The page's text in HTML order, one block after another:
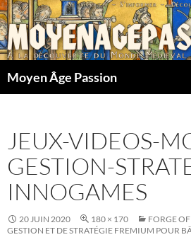
Aller
au
contenu
Moyen Âge Passion
JEUX-VIDEOS-
GESTION-
INNOGAMES
20 JUIN 2020 180 × 170
FORGE
GESTION ET DE STRATÉGIE FREMIUM POUR